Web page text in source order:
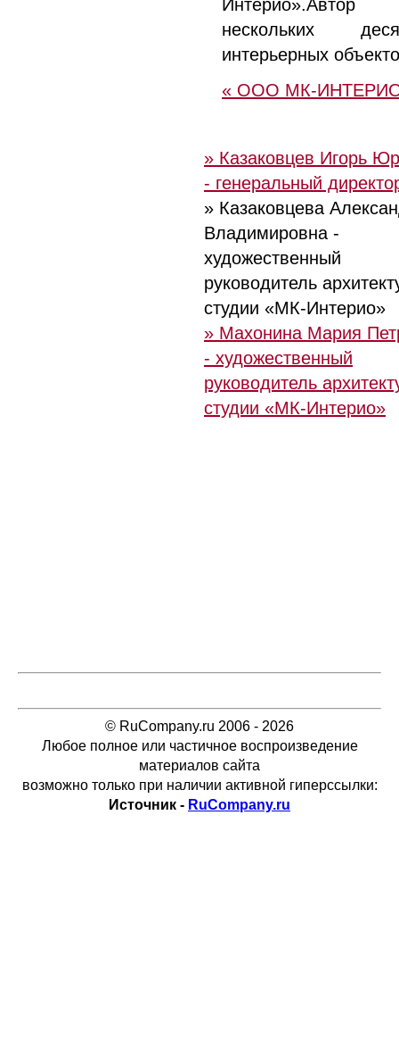
Интерио».Автор
нескольких
интерьерных
« ООО МК-
» Казаковцев Игорь
- генеральный
» Казаковцева
Владимировна -
художественный
руководитель
студии «МК-Интерио»
» Махонина Мария
- художественный
руководитель
студии «МК-Интерио»
© RuCompany.ru 2006 - 2026
Любое полное или частичное воспроизведение
материалов сайта
возможно только при наличии активной гиперссылки:
Источник - RuCompany.ru